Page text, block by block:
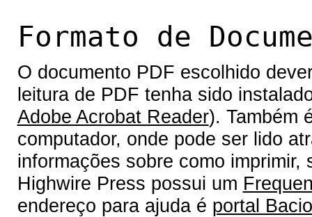
Formato de
O documento PDF escolhido
leitura de PDF tenha sido
Adobe Acrobat Reader). Também
computador, onde pode ser lido
informações sobre como
Highwire Press possui um
endereço para ajuda é portal